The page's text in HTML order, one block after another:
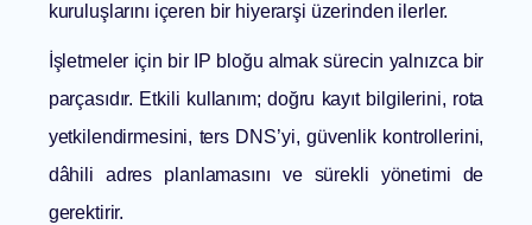
kuruluşlarını içeren bir hiyerarşi üzerinden ilerler.
İşletmeler için bir IP bloğu almak sürecin yalnızca bir
parçasıdır. Etkili kullanım; doğru kayıt bilgilerini, rota
yetkilendirmesini, ters DNS’yi, güvenlik kontrollerini,
dâhili adres planlamasını ve sürekli yönetimi de
gerektirir.